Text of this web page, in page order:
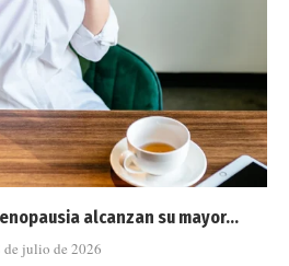
alcanzan su mayor...
de julio de 2026